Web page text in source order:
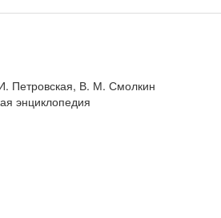
Петровская, В. М. Смолкин
энциклопедия